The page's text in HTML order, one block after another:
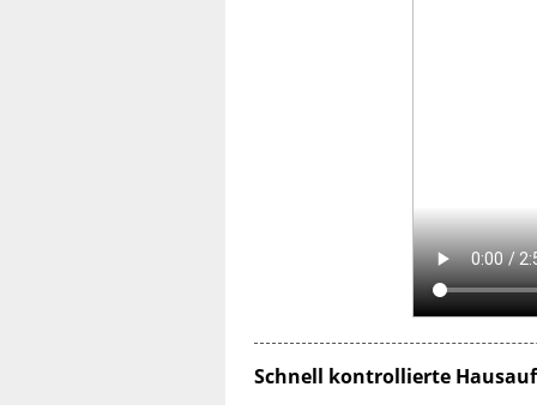
Schnell kontrollierte